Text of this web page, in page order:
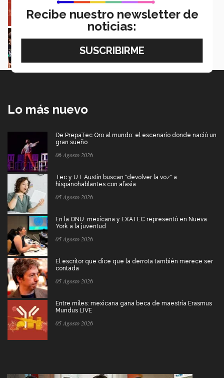
Estudiantes de 5 campus Tec impulsan
proyectos en la Sierra Tarahumara
Juan José Flores Nava
Lo más nuevo
De PrepaTec Qro al mundo: el escenario donde nació un
gran sueño
06 Agosto 2026
Tec y UT Austin buscan "devolver la voz" a
hispanohablantes con afasia
05 Agosto 2026
En la ONU: mexicana y EXATEC representó en Nueva
York a la juventud
05 Agosto 2026
El escritor que dice que la derrota también merece ser
contada
05 Agosto 2026
Entre miles: mexicana gana beca de maestría Erasmus
Mundus LIVE
05 Agosto 2026
Recibe nuestro newsletter de
noticias: